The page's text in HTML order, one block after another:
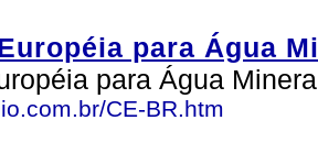
para Água
para Água
CE-BR.htm